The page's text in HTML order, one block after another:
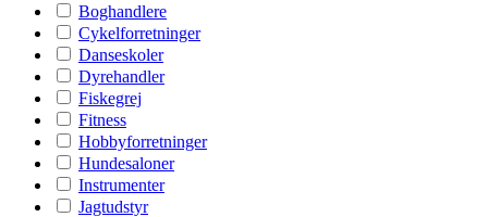
Boghandlere
Cykelforretninger
Danseskoler
Dyrehandler
Fiskegrej
Fitness
Hobbyforretninger
Hundesaloner
Instrumenter
Jagtudstyr